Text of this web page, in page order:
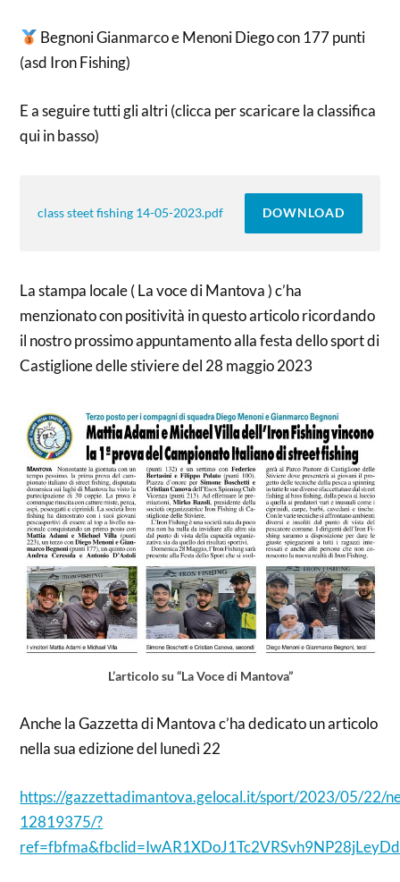
Begnoni Gianmarco e Menoni Diego con 177 punti
(asd Iron Fishing)
E a seguire tutti gli altri (clicca per scaricare la classifica
qui in basso)
class steet fishing 14-05-2023.pdf DOWNLOAD
La stampa locale ( La voce di Mantova ) c’ha
menzionato con positività in questo articolo ricordando
il nostro prossimo appuntamento alla festa dello sport di
Castiglione delle stiviere del 28 maggio 2023
L’articolo su “La Voce di Mantova”
Anche la Gazzetta di Mantova c’ha dedicato un articolo
nella sua edizione del lunedì 22
https://gazzettadimantova.gelocal.it/sport/2023/05/22/
12819375/?